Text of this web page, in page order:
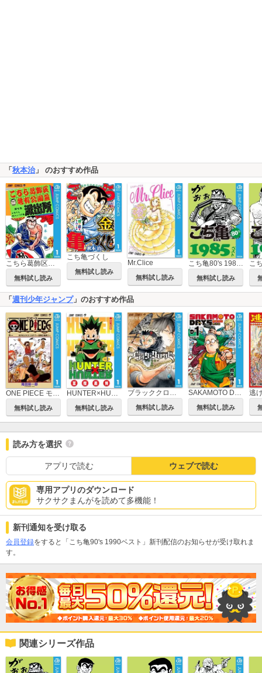
「 秋本治」 のおすすめ作品
こちら葛飾区亀有公園前派出所
無料試し読み
こち亀づくし
無料試し読み
Mr.Clice
無料試し読み
こち亀80's 1985ベスト
無料試し読み
「 週刊少年ジャンプ」のおすすめ作品
無料試し読み 無料試し読み
ブラッククローバー
無料試し読み
SAKAMOTO DAYS
無料試し読み
逃
読み方を選択
アプリで読む ウェブで読む
専用アプリのダウンロード
サクサクまんがを読めて多機能！
新刊通知を受け取る
会員登録をすると「こち亀90's 1990ベスト」新刊配信のお知らせが受け取れま
す。
関連シリーズ作品